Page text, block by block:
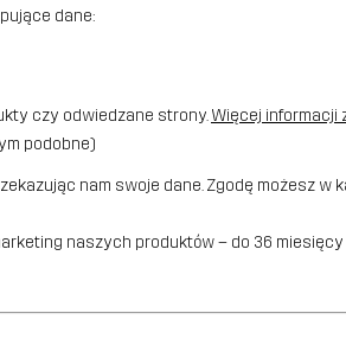
dane:
czy odwiedzane strony.Więcej informacji
podobne)
nam swoje dane. Zgodę możesz
naszych produktów – do 36